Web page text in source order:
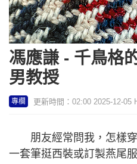
馮應謙 - 千鳥格
男教授
專欄 更新時間：02:00 2025-12-05
朋友經常問我，怎樣穿
一套筆挺西裝或訂製燕尾